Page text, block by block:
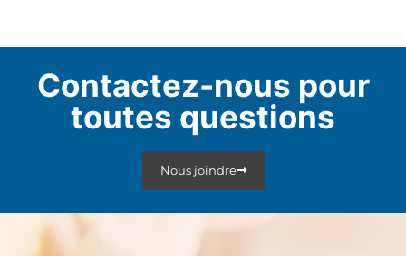
Contactez-nous pour
toutes questions
Nous joindre